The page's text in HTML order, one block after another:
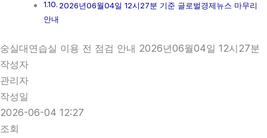
2026년06월04일 12시27분 기준 글로벌경제뉴스 마무리
안내
숭실대연습실 이용 전 점검 안내 2026년06월04일 12시27분
작성자
관리자
작성일
2026-06-04 12:27
조회